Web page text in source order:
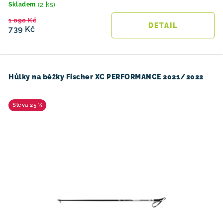
Skladem (2 ks)
739 Kč
1 090 Kč
Hůlky na běžky Fischer XC PERFORMANCE 2021/2022
25 %